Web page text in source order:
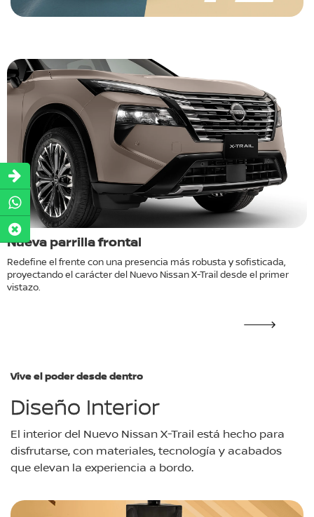
Nueva parrilla frontal
Redefine el frente con una presencia más robusta y sofisticada,
proyectando el carácter del Nuevo Nissan X-Trail desde el primer
vistazo.
Vive el poder desde dentro
Diseño Interior
El interior del Nuevo Nissan X-Trail está hecho para
disfrutarse, con materiales, tecnología y acabados
que elevan la experiencia a bordo.